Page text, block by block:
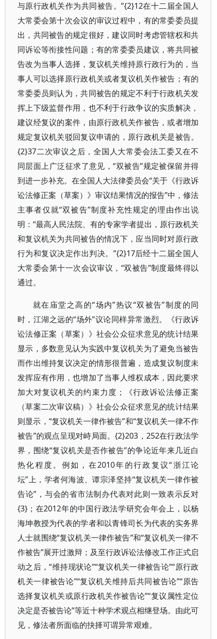
与原行政机关作为共同被告。”{2}12在十二届全国人
大常委会第十次会议的审议过程中，有的常委委员提
出，共同被告的规定很好，建议同时考虑管辖权和共
同诉讼等衔接性问题；有的常委委员建议，将共同被
告改为当事人选择，复议机关维持原行政行为的，当
事人可以选择原行政机关或者复议机关作被告；有的
常委委员则认为，共同被告的规定不利于行政机关发
挥上下级监督作用，也不利于行政争议的实质解决，
建议经复议的案件，由原行政机关作被告，或者增加
规定复议机关驳回复议申请的，原行政机关是被告。
{2}37二次审议之后，全国人大常委会法工委又在不
同层面上广泛征求了意见，“双被告”规定被保留并得
到进一步补充。在全国人大法律委员会“关于《行政诉
讼法修正案（草案）》审议结果情况的报告”中，修法
主事者仅就“双被告”制度补充性规定的理由作出说
明：“最高人民法院、有的专家学者提出，原行政机关
和复议机关为共同被告的情况下，应当同时对原行政
行为和复议决定作出判决。”{2}17后经十二届全国人
大常委会第十一次会议审议，“双被告”制度最终得以
通过。
就在庙堂之高的“场内”热议“双被告”制度的同
时，江湖之远的“场外”议论同样异常激烈。《行政诉
讼法修正案（草案）》社会公众征求意见的统计结果
显示，多数意见认为实践中复议机关为了避免当被告
而作出维持复议决定的情形很普遍，造成复议制度未
发挥应有作用，也增加了当事人维权成本，因此要求
加大对复议机关的约束力度；《行政诉讼法修正案
（草案二次审议稿）》社会公众征求意见的统计结果
则显示，“复议机关一律作被告”和“复议机关一律不作
被告”的观点呈现对峙局面。{2}203，252在行政法学
界，围绕“复议机关是否作被告”的争论近年来几近白
热化程度。例如，在2010年的行政复议“浙江论
坛”上，学者何海波、谭宗泽坚持“复议机关一律作被
告论”，与会的省市法制办代表对此则一致表示反对
{3}；在2012年的中国行政法学研究会年会上，以杨
海坤教授为代表的学者和以青锋司长为代表的实务界
人士就围绕“复议机关一律作被告”和“复议机关一律不
作被告”展开过激辩；及至行政诉讼法修改工作正式启
动之后，“维持现状论”“复议机关一律被告论”“原行政
机关一律被告论”“复议机关维持后共同被告论”“原告
选择复议机关或原行政机关作被告论”“复议属性定位
决定是否被告论”等近十种学术观点相继登场。由此可
见，修法者所面临的抉择可谓异常艰难。